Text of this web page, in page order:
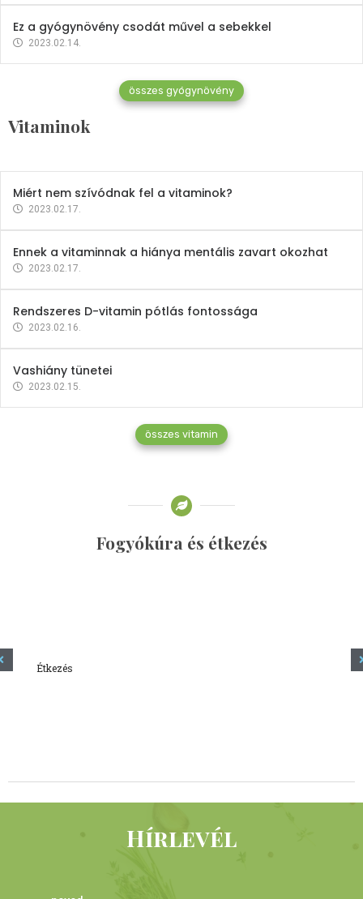
Ez a gyógynövény csodát művel a sebekkel
2023.02.14.
összes gyógynövény
Vitaminok
Vitaminok
Mindent a B-12 vitaminról
2023.02.27.
Miért nem szívódnak fel a vitaminok?
2023.02.17.
Ennek a vitaminnak a hiánya mentális zavart okozhat
2023.02.17.
Rendszeres D-vitamin pótlás fontossága
2023.02.16.
Vashiány tünetei
2023.02.15.
összes vitamin
Fogyókúra és étkezés
Étkezés
Hírlevél